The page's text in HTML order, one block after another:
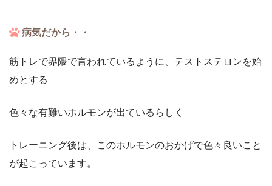
病気だから・・
筋トレで界隈で言われているように、テストステロンを始
めとする
色々な有難いホルモンが出ているらしく
トレーニング後は、このホルモンのおかげで色々良いこと
が起こっています。